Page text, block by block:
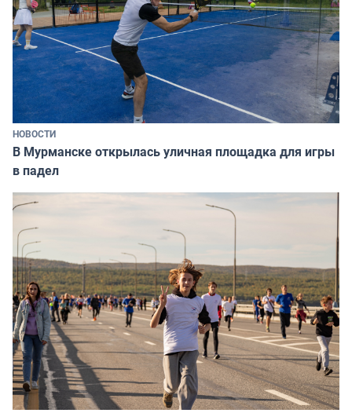
НОВОСТИ
В Мурманске открылась уличная площадка для игры
в падел